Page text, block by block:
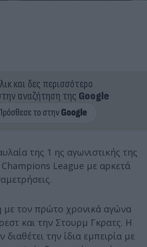
και δες περισσότερο
αναζήτηση της Google
της 1 ης αγωνιστικής της
League με αρκετά
με τον πρώτο χρονικά αγώνα
και την Στουρμ Γκρατς. Η
την ίδια εμπειρία με